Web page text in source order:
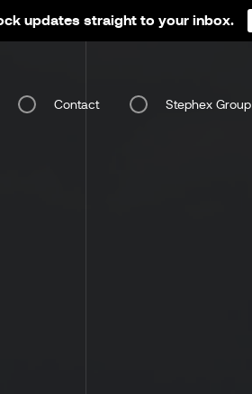
Contact Stephex Group
updates straight to your inbox.